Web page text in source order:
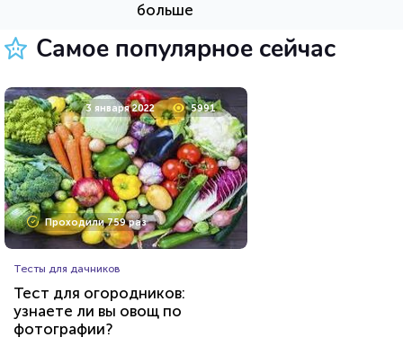
20 декабря 2021 4121
Проходили 1034 раза
Тест по географии: столицы
Южной и Северной Америки
больше
Самое популярное сейчас
3 января 2022 5991
Проходили 759 раз
Тесты для дачников
Тест для огородников:
узнаете ли вы овощ по
фотографии?